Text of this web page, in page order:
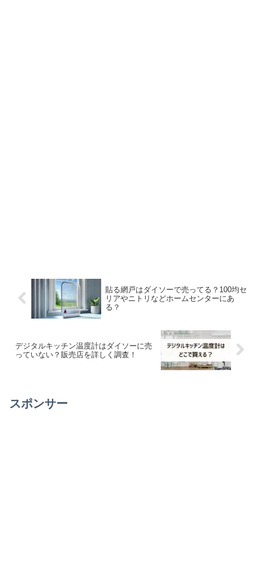
貼る網戸はダイソーで売ってる？100均セ
リアやニトリなどホームセンターにあ
る？
デジタルキッチン温度計はダイソーに売
っていない？販売店を詳しく調査！
スポンサー